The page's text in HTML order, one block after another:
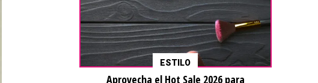
ESTILO
Aprovecha el Hot Sale 2026 para